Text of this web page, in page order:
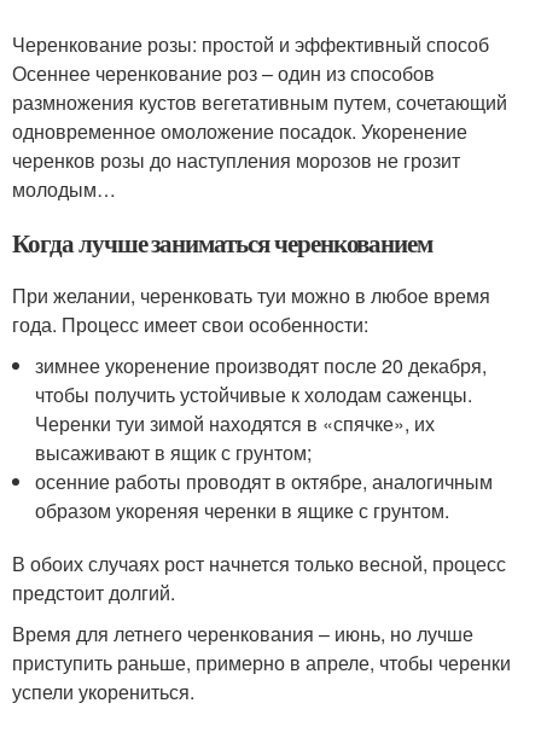
Черенкование розы: простой и эффективный способ
Осеннее черенкование роз – один из способов
размножения кустов вегетативным путем, сочетающий
одновременное омоложение посадок. Укоренение
черенков розы до наступления морозов не грозит
молодым…
Когда лучше заниматься черенкованием
При желании, черенковать туи можно в любое время
года. Процесс имеет свои особенности:
зимнее укоренение производят после 20 декабря,
чтобы получить устойчивые к холодам саженцы.
Черенки туи зимой находятся в «спячке», их
высаживают в ящик с грунтом;
осенние работы проводят в октябре, аналогичным
образом укореняя черенки в ящике с грунтом.
В обоих случаях рост начнется только весной, процесс
предстоит долгий.
Время для летнего черенкования – июнь, но лучше
приступить раньше, примерно в апреле, чтобы черенки
успели укорениться.